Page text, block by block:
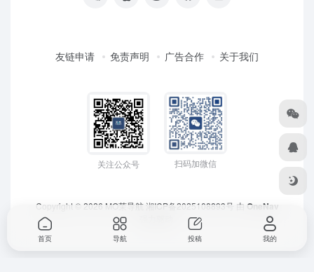
友链申请 免责声明 广告合作 关于我们
关注公众号 扫码加微信
Copyright © 2026 MO茉导航 湘ICP备2025108893号 由 OneNav
首页 导航 投稿 我的